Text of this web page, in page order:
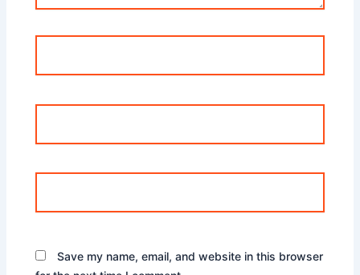
Save my name, email, and website in this browser